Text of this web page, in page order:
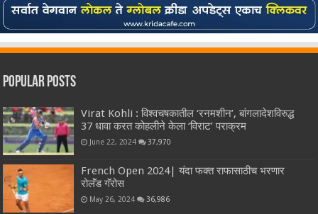
Popular Posts
Virat Kohli : विश्वचषकातील ‘रनमशीन’, बांगलादेशविरुद्ध
37 धावा करत कोहलीने केला ‘विराट’ पराक्रम
June 22, 2024 37,970
French Open 2024| यंदा फक्त राफासाठीच भरणार
रोलॅंड गॅरोस
May 26, 2024 36,986